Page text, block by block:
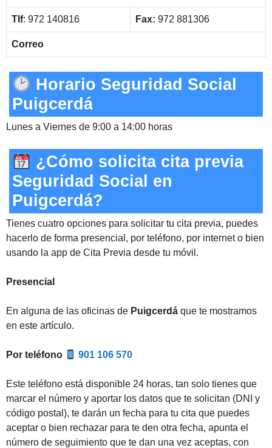
Tlf: 972 140816 Fax: 972 881306
Correo
Horario Seguridad Social
Puigcerdá
Lunes a Viernes de 9:00 a 14:00 horas
¿Cómo solicita cita previa
Seguridad Social en
Puigcerdá?
Tienes cuatro opciones para solicitar tu cita previa, puedes
hacerlo de forma presencial, por teléfono, por internet o bien
usando la app de Cita Previa desde tu móvil.
Presencial
En alguna de las oficinas de Puigcerdá que te mostramos
en este artículo.
Por teléfono 901 106 570
Este teléfono está disponible 24 horas, tan solo tienes que
marcar el número y aportar los datos que te solicitan (DNI y
código postal), te darán un fecha para tu cita que puedes
aceptar o bien rechazar para te den otra fecha, apunta el
número de seguimiento que te dan una vez aceptas, con